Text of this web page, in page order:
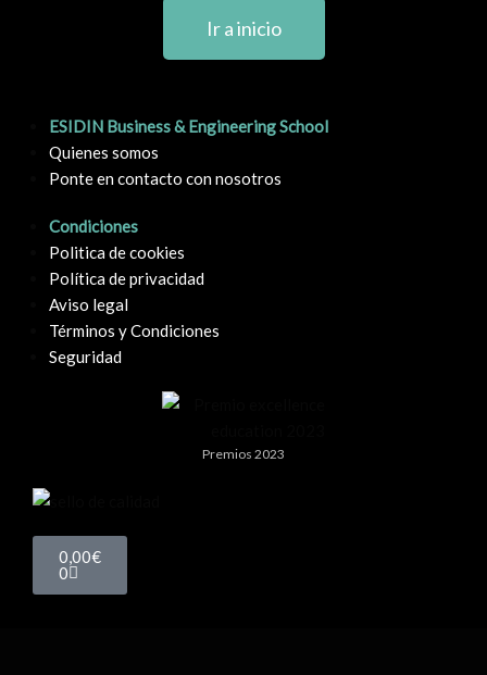
Ir a inicio
ESIDIN Business & Engineering School
Quienes somos
Ponte en contacto con nosotros
Condiciones
Politica de cookies
Política de privacidad
Aviso legal
Términos y Condiciones
Seguridad
Premios 2023
0,00€
0